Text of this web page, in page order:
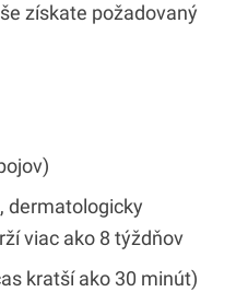
získate požadovaný
dermatologicky
viac ako 8 týždňov
kratší ako 30 minút)